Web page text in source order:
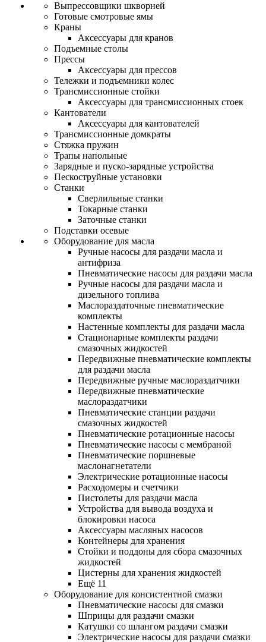
Выпрессовщики шкворней
Готовые смотровые ямы
Краны
Аксессуары для кранов
Подъемные столы
Прессы
Аксессуары для прессов
Тележки и подъемники колес
Трансмиссионные стойки
Аксессуары для трансмиссионных стоек
Кантователи
Аксессуары для кантователей
Трансмиссионные домкраты
Стяжка пружин
Трапы напольные
Зарядные и пуско-зарядные устройства
Пескоструйные установки
Станки
Сверлильные станки
Токарные станки
Заточные станки
Подставки осевые
Оборудование для масла
Ручные насосы для раздачи масла и
антифриза
Пневматические насосы для раздачи масла
Ручные насосы для раздачи масла и
дизельного топлива
Маслораздаточные пневматические
комплекты
Настенные комплекты для раздачи масла
Стационарные комплекты раздачи
смазочных жидкостей
Передвижные пневматические комплекты
для раздачи масла
Передвижные ручные маслораздатчики
Передвижные пневматические
маслораздатчики
Пневматические станции раздачи
смазочных жидкостей
Пневматические ротационные насосы
Пневматические насосы с мембраной
Пневматические поршневые
маслонагнетатели
Электрические ротационные насосы
Расходомеры и счетчики
Пистолеты для раздачи масла
Устройства для вывода воздуха и
блокировки насоса
Аксессуары масляных насосов
Контейнеры для хранения
Стойки и поддоны для сбора смазочных
жидкостей
Цистерны для хранения жидкостей
Ещё 11
Оборудование для консистентной смазки
Пневматические насосы для смазки
Шприцы для раздачи смазки
Катушки со шлангом раздачи смазки
Электрические насосы для раздачи смазки